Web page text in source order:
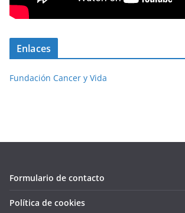
Enlaces
Fundación Cancer y Vida
Formulario de contacto
Política de cookies